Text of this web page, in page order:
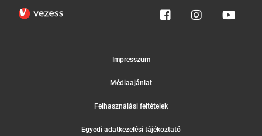
Impresszum
Médiaajánlat
Felhasználási feltételek
Egyedi adatkezelési tájékoztató